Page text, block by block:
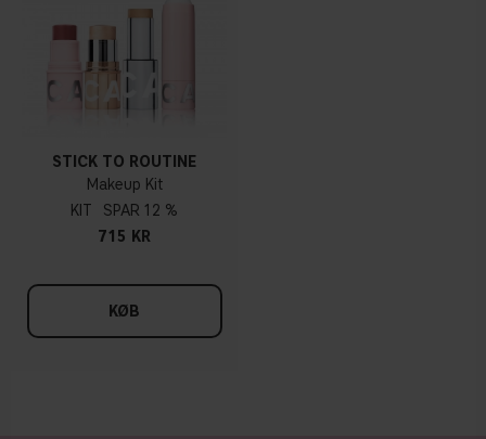
STICK TO ROUTINE
Makeup Kit
KIT
12 %
715 KR
KØB